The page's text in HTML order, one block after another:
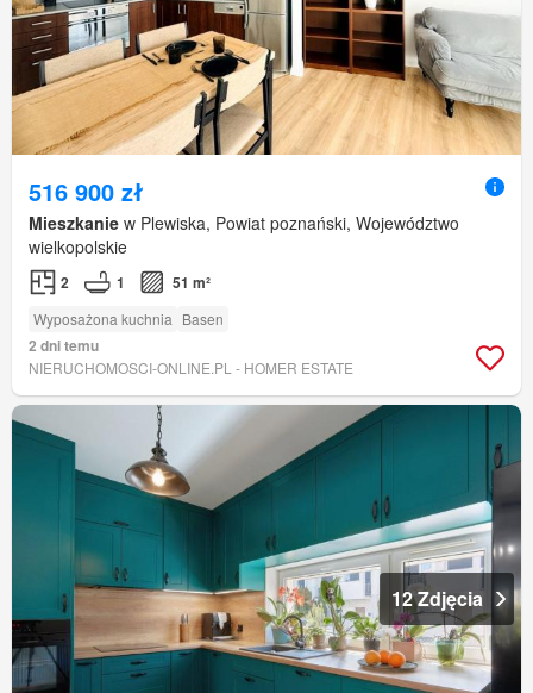
516 900 zł
Mieszkanie w Plewiska, Powiat poznański, Województwo
wielkopolskie
2 1 51 m²
Wyposażona kuchnia Basen
2 dni temu
NIERUCHOMOSCI-ONLINE.PL - HOMER ESTATE
12 Zdjęcia